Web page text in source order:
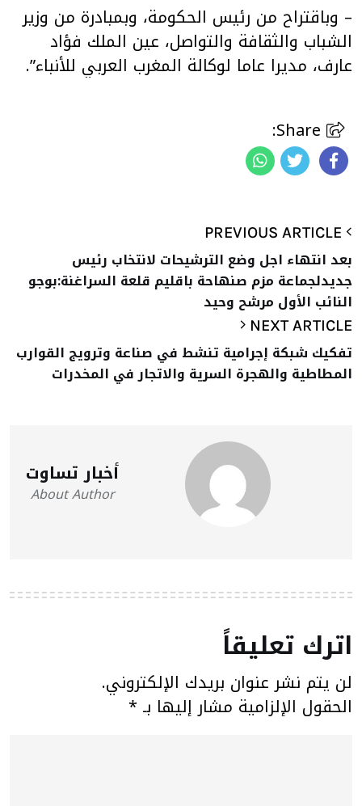
– وباقتراح من رئيس الحكومة، وبمبادرة من وزير
الشباب والثقافة والتواصل، عين الملك فؤاد
عارف، مديرا عاما لوكالة المغرب العربي للأنباء”.
بعد انتهاء اجل وضع الترشيحات لانتخاب رئيس
جديدلجماعة مزم صنهاحة باقليم قلعة السراغنة:بوجو
النائب الأول مرشح وحيد
NEXT ARTICLE
تفكيك شبكة إجرامية تنشط في صناعة وترويج القوارب
المطاطية والهجرة السرية والاتجار في المخدرات
أخبار تساوت
About Author
اترك تعليقاً
لن يتم نشر عنوان بريدك الإلكتروني.
الحقول الإلزامية مشار إليها بـ *